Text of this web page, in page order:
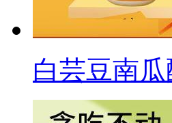
白芸豆南